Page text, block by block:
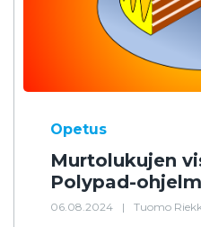
Opetus
Murtolukujen
Polypad-
06.08.2024 | Tuomo